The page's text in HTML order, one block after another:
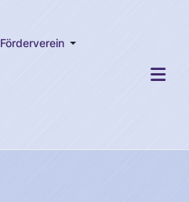
Förderverein